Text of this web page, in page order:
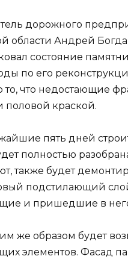
дорожного
области Андрей
состояние
по его
то, что недостающие
половой краской.
пять дней
полностью
также будет
подстилающий
и пришедшие в
же образом будет
элементов. Фасад